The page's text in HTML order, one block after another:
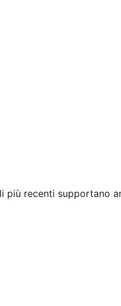
più recenti supportano